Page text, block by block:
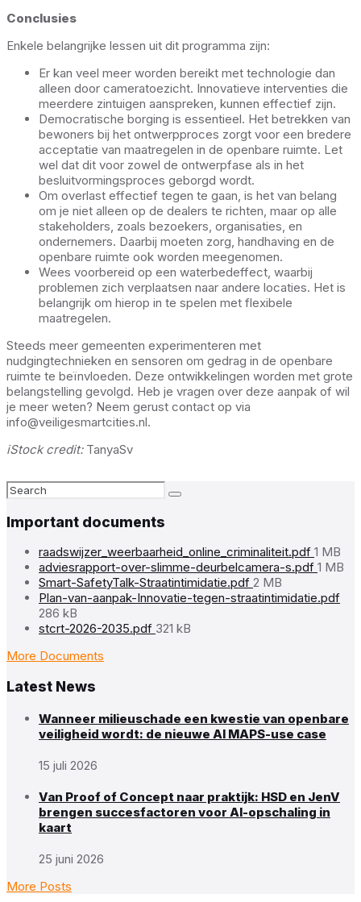
Conclusies
Enkele belangrijke lessen uit dit programma zijn:
Er kan veel meer worden bereikt met technologie dan
alleen door cameratoezicht. Innovatieve interventies die
meerdere zintuigen aanspreken, kunnen effectief zijn.
Democratische borging is essentieel. Het betrekken van
bewoners bij het ontwerpproces zorgt voor een bredere
acceptatie van maatregelen in de openbare ruimte. Let
wel dat dit voor zowel de ontwerpfase als in het
besluitvormingsproces geborgd wordt.
Om overlast effectief tegen te gaan, is het van belang
om je niet alleen op de dealers te richten, maar op alle
stakeholders, zoals bezoekers, organisaties, en
ondernemers. Daarbij moeten zorg, handhaving en de
openbare ruimte ook worden meegenomen.
Wees voorbereid op een waterbedeffect, waarbij
problemen zich verplaatsen naar andere locaties. Het is
belangrijk om hierop in te spelen met flexibele
maatregelen.
Steeds meer gemeenten experimenteren met
nudgingtechnieken en sensoren om gedrag in de openbare
ruimte te beïnvloeden. Deze ontwikkelingen worden met grote
belangstelling gevolgd. Heb je vragen over deze aanpak of wil
je meer weten? Neem gerust contact op via
info@veiligesmartcities.nl.
iStock credit: TanyaSv
Search:
Important documents
raadswijzer_weerbaarheid_online_criminaliteit.pdf File
size:
1 MB
adviesrapport-over-slimme-deurbelcamera-s.pdf File
1 MB
Smart-SafetyTalk-Straatintimidatie.pdf File
size:
2 MB
Plan-van-aanpak-Innovatie-tegen-straatintimidatie.pdfFile
286 kB
stcrt-2026-2035.pdf File
321 kB
More Documents
Latest News
Wanneer milieuschade een kwestie van openbare
veiligheid wordt: de nieuwe AI MAPS-use case
15 juli 2026
Van Proof of Concept naar praktijk: HSD en JenV
brengen succesfactoren voor AI-opschaling in
kaart
25 juni 2026
More Posts